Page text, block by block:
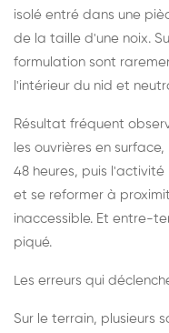
isolé entré dans une
de la taille d'une noix.
formulation sont
l'intérieur du nid et
Résultat fréquent
les ouvrières en
48 heures, puis
et se reformer à
inaccessible. Et entre-
piqué.
Les erreurs qui
Sur le terrain, plusieurs